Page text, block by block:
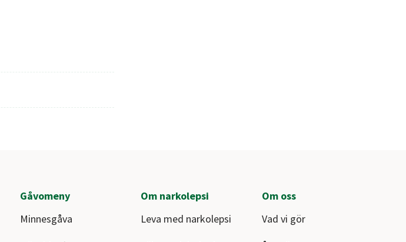
Gåvomeny
Minnesgåva
Om narkolepsi
Leva med narkolepsi
Om oss
Vad vi gör